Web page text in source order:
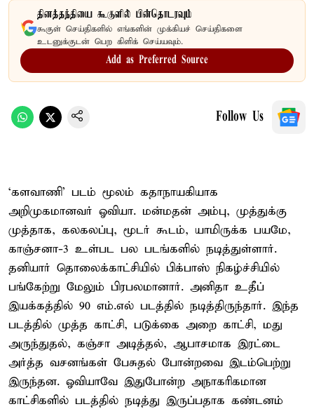
தினத்தந்தியை கூகுளில் பின்தொடரவும்
கூகுள் செய்திகளில் எங்களின் முக்கியச் செய்திகளை
உடனுக்குடன் பெற கிளிக் செய்யவும்.
Add as Preferred Source
Follow Us
‘களவாணி’ படம் மூலம் கதாநாயகியாக
அறிமுகமானவர் ஓவியா. மன்மதன் அம்பு, முத்துக்கு
முத்தாக, கலகலப்பு, மூடர் கூடம், யாமிருக்க பயமே,
காஞ்சனா-3 உள்பட பல படங்களில் நடித்துள்ளார்.
தனியார் தொலைக்காட்சியில் பிக்பாஸ் நிகழ்ச்சியில்
பங்கேற்று மேலும் பிரபலமானார். அனிதா உதீப்
இயக்கத்தில் 90 எம்.எல் படத்தில் நடித்திருந்தார். இந்த
படத்தில் முத்த காட்சி, படுக்கை அறை காட்சி, மது
அருந்துதல், கஞ்சா அடித்தல், ஆபாசமாக இரட்டை
அர்த்த வசனங்கள் பேசுதல் போன்றவை இடம்பெற்று
இருந்தன. ஓவியாவே இதுபோன்ற அநாகரிகமான
காட்சிகளில் படத்தில் நடித்து இருப்பதாக கண்டனம்